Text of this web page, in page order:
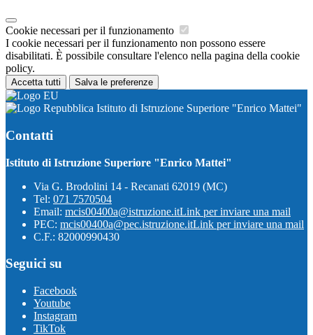
Cookie necessari per il funzionamento
I cookie necessari per il funzionamento non possono essere
disabilitati. È possibile consultare l'elenco nella pagina della cookie
policy.
Accetta tutti Salva le preferenze
Istituto di Istruzione Superiore "Enrico Mattei"
Contatti
Istituto di Istruzione Superiore "Enrico Mattei"
Via G. Brodolini 14 - Recanati 62019 (MC)
Tel: 071 7570504
Email: mcis00400a@istruzione.itLink per inviare una mail
PEC: mcis00400a@pec.istruzione.itLink per inviare una mail
C.F.: 82000990430
Seguici su
Facebook
Youtube
Instagram
TikTok